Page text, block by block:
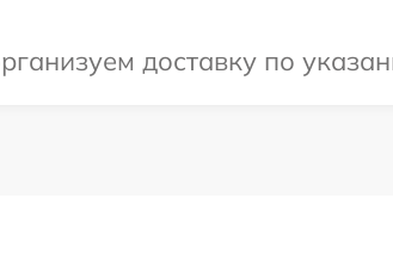
доставку по